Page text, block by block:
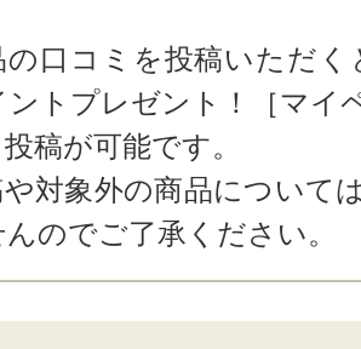
の口コミを投稿いただく
ントプレゼント！［マイ
稿が可能です。
対象外の商品について
のでご了承ください。